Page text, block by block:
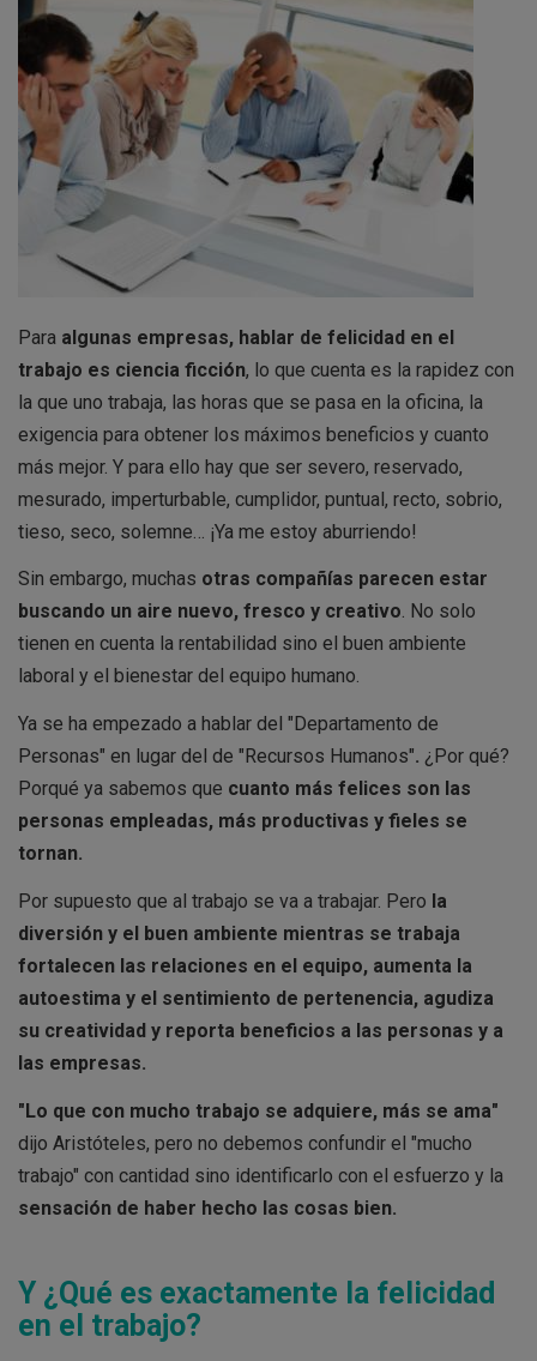
Para algunas empresas, hablar de felicidad en el
trabajo es ciencia ficción, lo que cuenta es la rapidez con
la que uno trabaja, las horas que se pasa en la oficina, la
exigencia para obtener los máximos beneficios y cuanto
más mejor. Y para ello hay que ser severo, reservado,
mesurado, imperturbable, cumplidor, puntual, recto, sobrio,
tieso, seco, solemne… ¡Ya me estoy aburriendo!
Sin embargo, muchas otras compañías parecen estar
buscando un aire nuevo, fresco y creativo. No solo
tienen en cuenta la rentabilidad sino el buen ambiente
laboral y el bienestar del equipo humano.
Ya se ha empezado a hablar del "Departamento de
Personas" en lugar del de "Recursos Humanos". ¿Por qué?
Porqué ya sabemos que cuanto más felices son las
personas empleadas, más productivas y fieles se
tornan.
Por supuesto que al trabajo se va a trabajar. Pero la
diversión y el buen ambiente mientras se trabaja
fortalecen las relaciones en el equipo, aumenta la
autoestima y el sentimiento de pertenencia, agudiza
su creatividad y reporta beneficios a las personas y a
las empresas.
"Lo que con mucho trabajo se adquiere, más se ama"
dijo Aristóteles, pero no debemos confundir el "mucho
trabajo" con cantidad sino identificarlo con el esfuerzo y la
sensación de haber hecho las cosas bien.
Y ¿Qué es exactamente la felicidad
en el trabajo?